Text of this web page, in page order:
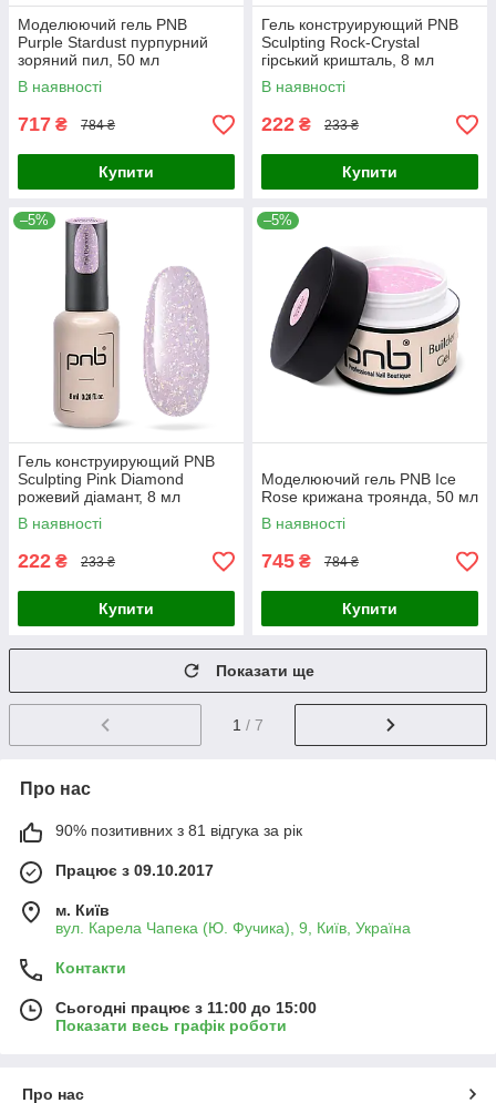
Моделюючий гель PNB
Purple Stardust пурпурний
зоряний пил, 50 мл
В наявності
717 ₴ 784 ₴
Купити
Гель конструирующий PNB
Sculpting Rock-Crystal
гірський кришталь, 8 мл
В наявності
222 ₴ 233 ₴
Купити
–5%
Гель конструирующий PNB
Sculpting Pink Diamond
рожевий діамант, 8 мл
В наявності
222 ₴ 233 ₴
Купити
–5%
Моделюючий гель PNB Ice
Rose крижана троянда, 50 мл
В наявності
745 ₴ 784 ₴
Купити
Показати ще
1 / 7
Про нас
90% позитивних з 81 відгука за рік
Працює з 09.10.2017
м. Київ
вул. Карела Чапека (Ю. Фучика), 9, Київ, Україна
Контакти
Сьогодні працює з 11:00 до 15:00
Показати весь графік роботи
Про нас